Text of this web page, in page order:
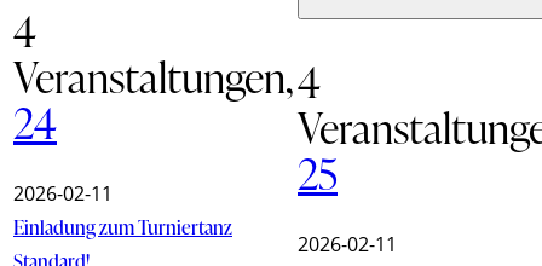
4
Veranstaltungen,
24
2026-02-11
Einladung zum Turniertanz
4
25
2026-02-11